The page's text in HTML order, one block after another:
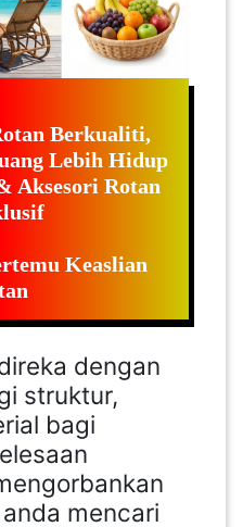
Berkualiti,
Lebih Hidup
Aksesori Rotan
Keaslian
dengan
struktur,
bagi
mencari